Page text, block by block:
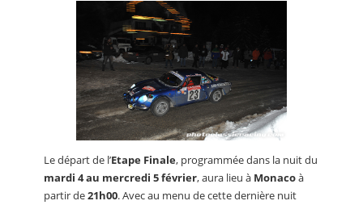
Le départ de l’Etape Finale, programmée dans la nuit du
mardi 4 au mercredi 5 février, aura lieu à Monacoà
partir de21h00. Avec au menu de cette dernière nuit